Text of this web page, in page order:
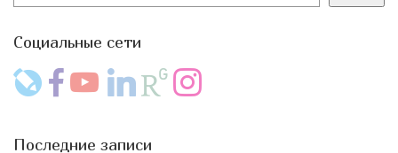
Социальные сети
Последние записи